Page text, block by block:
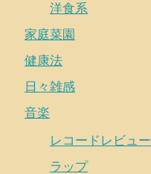
洋食系
家庭菜園
健康法
日々雑感
音楽
レコードレビュー
ラップ